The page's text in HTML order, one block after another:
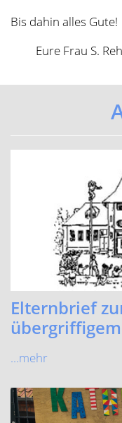
Spiel- und